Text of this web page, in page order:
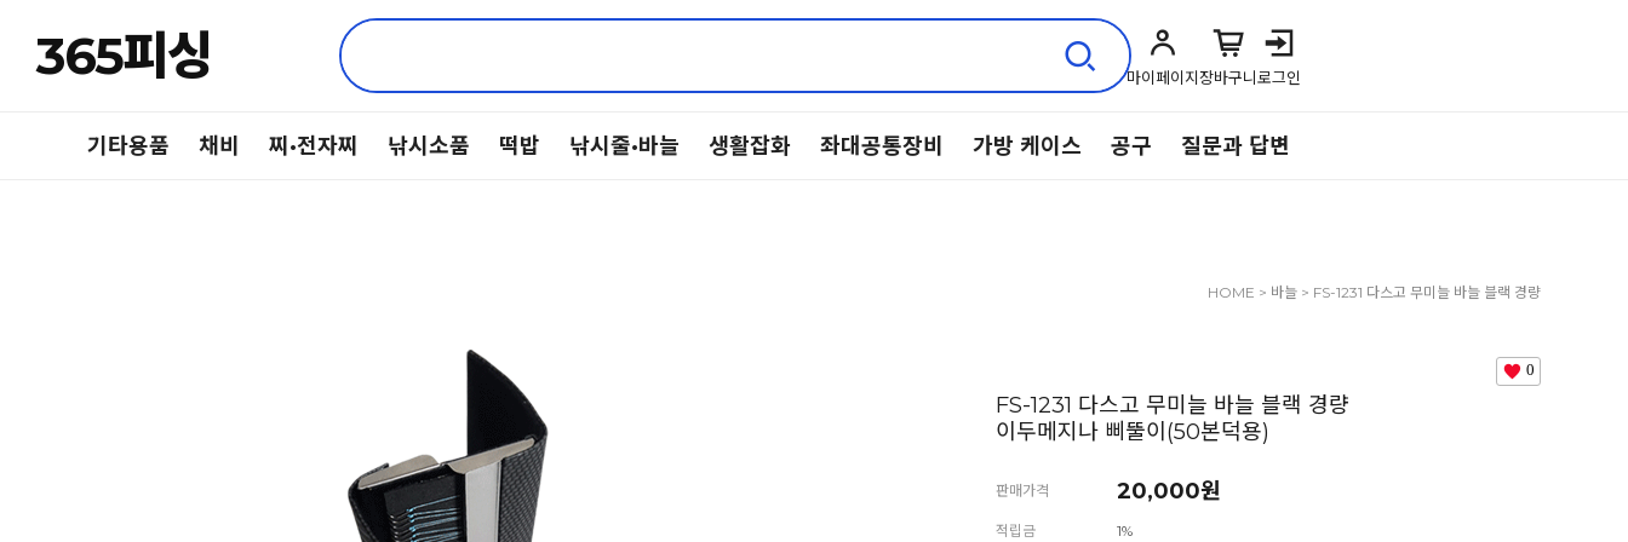
365피싱 마이페이지장바구니로그인
기타용품 채비 찌·전자찌 낚시소품 떡밥 낚시줄·바늘 생활잡화 좌대공통장비 가방 케이스 공구 질문과 답변
HOME > 바늘 > FS-1231 다스고 무미늘 바늘 블랙 경량
0
FS-1231 다스고 무미늘 바늘 블랙 경량
이두메지나 삐뚤이(50본덕용)
판매가격 20,000원
적립금 1%